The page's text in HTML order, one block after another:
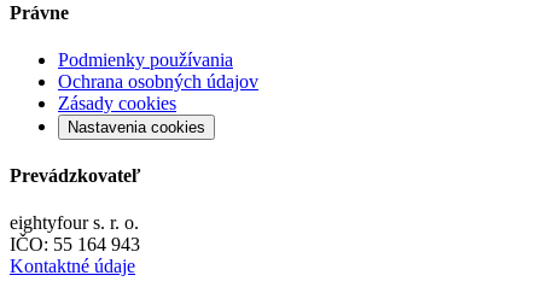
Právne
Podmienky používania
Ochrana osobných údajov
Zásady cookies
Nastavenia cookies
Prevádzkovateľ
eightyfour s. r. o.
IČO: 55 164 943
Kontaktné údaje